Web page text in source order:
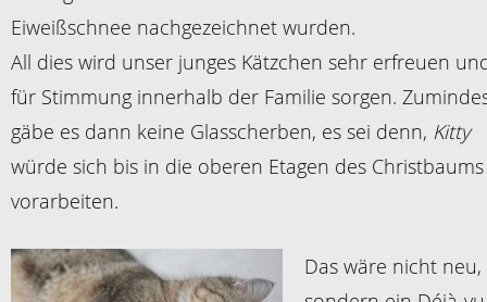
Eiweißschnee nachgezeichnet wurden.
All dies wird unser junges Kätzchen sehr erfreuen
für Stimmung innerhalb der Familie sorgen.
gäbe es dann keine Glasscherben, es sei denn, Kitty
würde sich bis in die oberen Etagen des Christbaums
vorarbeiten.
Das wäre nicht neu,